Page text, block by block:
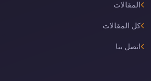
المقالات
كل المقالات
اتصل بنا